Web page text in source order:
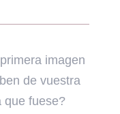
imagen
de vuestra
que fuese?